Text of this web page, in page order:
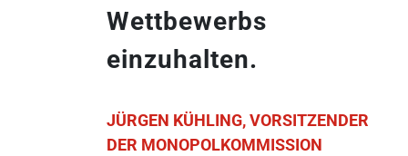
Wettbewerbs
einzuhalten.
JÜRGEN KÜHLING, VORSITZENDER
DER MONOPOLKOMMISSION